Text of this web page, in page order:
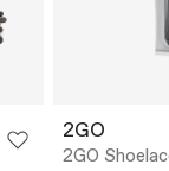
2GO
2GO